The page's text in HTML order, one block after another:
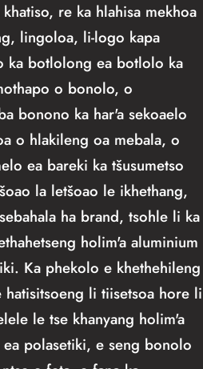
re ka hlahisa mekhoa
lingoloa, li-logo kapa
ka botlolong ea botlolo ka
o bonolo, o
bonono ka har'a sekoaelo
o hlakileng oa mebala, o
ea bareki ka tšusumetso
la letšoao le ikhethang,
ha brand, tsohle li ka
holim'a aluminium
Ka phekolo e khethehileng
hatisitsoeng li tiisetsoa hore li
le tse khanyang holim'a
polasetiki, e seng bonolo